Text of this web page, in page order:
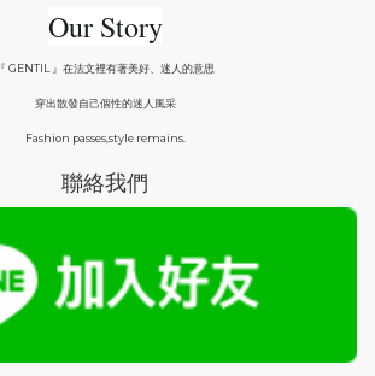
Our Story
『 GENTIL 』在法文裡有著美好、迷人的意思
穿出散發自己個性的迷人風采
Fashion passes,style remains.
聯絡我們